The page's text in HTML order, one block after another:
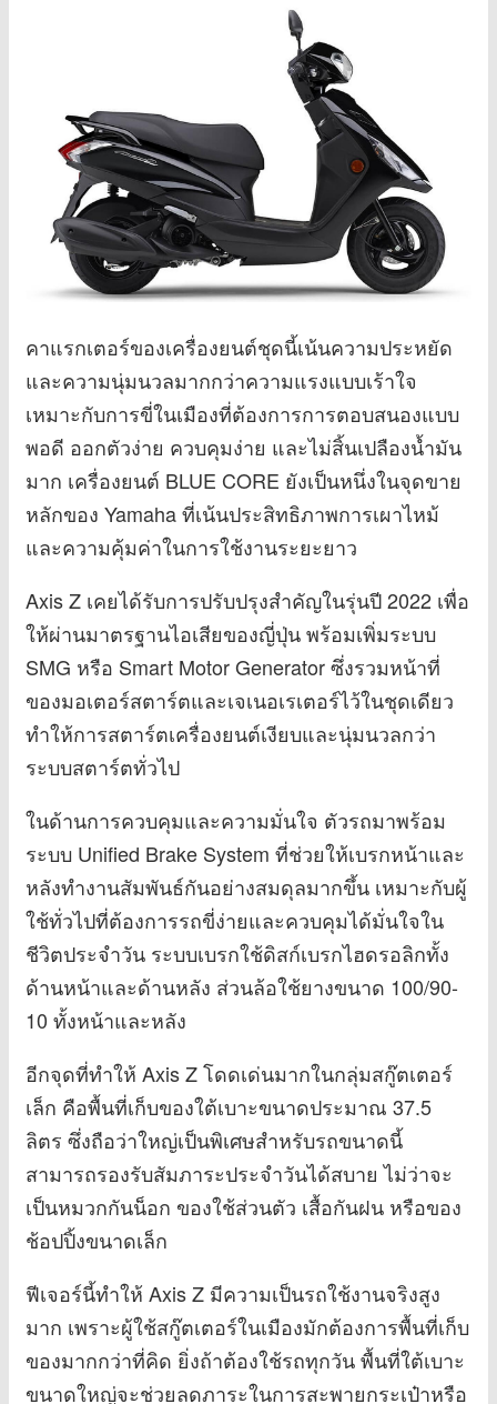
คาแรกเตอร์ของเครื่องยนต์ชุดนี้เน้นความประหยัด
และความนุ่มนวลมากกว่าความแรงแบบเร้าใจ
เหมาะกับการขี่ในเมืองที่ต้องการการตอบสนองแบบ
พอดี ออกตัวง่าย ควบคุมง่าย และไม่สิ้นเปลืองน้ำมัน
มาก เครื่องยนต์ BLUE CORE ยังเป็นหนึ่งในจุดขาย
หลักของ Yamaha ที่เน้นประสิทธิภาพการเผาไหม้
และความคุ้มค่าในการใช้งานระยะยาว
Axis Z เคยได้รับการปรับปรุงสำคัญในรุ่นปี 2022 เพื่อ
ให้ผ่านมาตรฐานไอเสียของญี่ปุ่น พร้อมเพิ่มระบบ
SMG หรือ Smart Motor Generator ซึ่งรวมหน้าที่
ของมอเตอร์สตาร์ตและเจเนอเรเตอร์ไว้ในชุดเดียว
ทำให้การสตาร์ตเครื่องยนต์เงียบและนุ่มนวลกว่า
ระบบสตาร์ตทั่วไป
ในด้านการควบคุมและความมั่นใจ ตัวรถมาพร้อม
ระบบ Unified Brake System ที่ช่วยให้เบรกหน้าและ
หลังทำงานสัมพันธ์กันอย่างสมดุลมากขึ้น เหมาะกับผู้
ใช้ทั่วไปที่ต้องการรถขี่ง่ายและควบคุมได้มั่นใจใน
ชีวิตประจำวัน ระบบเบรกใช้ดิสก์เบรกไฮดรอลิกทั้ง
ด้านหน้าและด้านหลัง ส่วนล้อใช้ยางขนาด 100/90-
10 ทั้งหน้าและหลัง
อีกจุดที่ทำให้ Axis Z โดดเด่นมากในกลุ่มสกู๊ตเตอร์
เล็ก คือพื้นที่เก็บของใต้เบาะขนาดประมาณ 37.5
ลิตร ซึ่งถือว่าใหญ่เป็นพิเศษสำหรับรถขนาดนี้
สามารถรองรับสัมภาระประจำวันได้สบาย ไม่ว่าจะ
เป็นหมวกกันน็อก ของใช้ส่วนตัว เสื้อกันฝน หรือของ
ช้อปปิ้งขนาดเล็ก
ฟีเจอร์นี้ทำให้ Axis Z มีความเป็นรถใช้งานจริงสูง
มาก เพราะผู้ใช้สกู๊ตเตอร์ในเมืองมักต้องการพื้นที่เก็บ
ของมากกว่าที่คิด ยิ่งถ้าต้องใช้รถทุกวัน พื้นที่ใต้เบาะ
ขนาดใหญ่จะช่วยลดภาระในการสะพายกระเป๋าหรือ